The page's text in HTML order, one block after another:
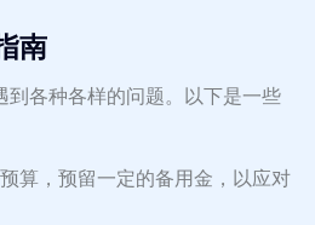
南
到各种各样的问题。以下是一些
算，预留一定的备用金，以应对